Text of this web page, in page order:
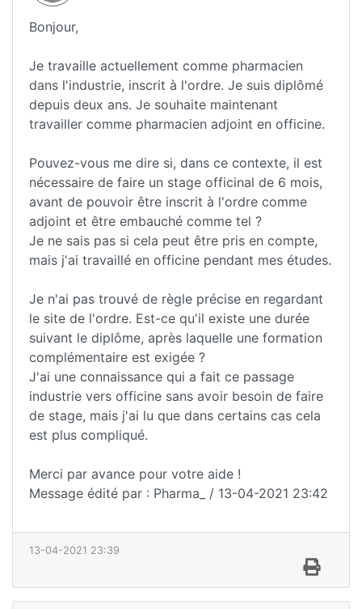
Bonjour,
Je travaille actuellement comme pharmacien
dans l'industrie, inscrit à l'ordre. Je suis diplômé
depuis deux ans. Je souhaite maintenant
travailler comme pharmacien adjoint en officine.
Pouvez-vous me dire si, dans ce contexte, il est
nécessaire de faire un stage officinal de 6 mois,
avant de pouvoir être inscrit à l'ordre comme
adjoint et être embauché comme tel ?
Je ne sais pas si cela peut être pris en compte,
mais j'ai travaillé en officine pendant mes études.
Je n'ai pas trouvé de règle précise en regardant
le site de l'ordre. Est-ce qu'il existe une durée
suivant le diplôme, après laquelle une formation
complémentaire est exigée ?
J'ai une connaissance qui a fait ce passage
industrie vers officine sans avoir besoin de faire
de stage, mais j'ai lu que dans certains cas cela
est plus compliqué.
Merci par avance pour votre aide !
Message édité par : Pharma_ / 13-04-2021 23:42
13-04-2021 23:39